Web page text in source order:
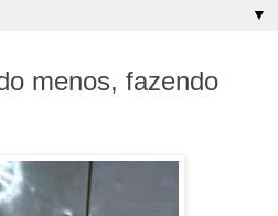
▼
menos, fazendo